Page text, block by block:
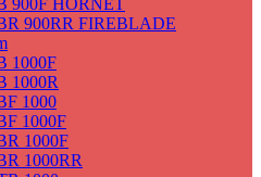
900F HORNET
900RR FIREBLADE
1000F
1000R
1000
1000F
1000F
1000RR